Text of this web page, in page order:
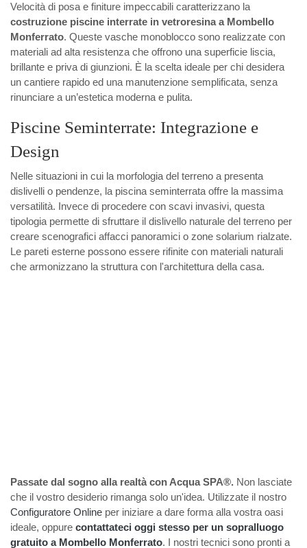
Velocità di posa e finiture impeccabili caratterizzano la
costruzione piscine interrate in vetroresina a Mombello
Monferrato. Queste vasche monoblocco sono realizzate con
materiali ad alta resistenza che offrono una superficie liscia,
brillante e priva di giunzioni. È la scelta ideale per chi desidera
un cantiere rapido ed una manutenzione semplificata, senza
rinunciare a un’estetica moderna e pulita.
Piscine Seminterrate: Integrazione e
Design
Nelle situazioni in cui la morfologia del terreno a presenta
dislivelli o pendenze, la piscina seminterrata offre la massima
versatilità. Invece di procedere con scavi invasivi, questa
tipologia permette di sfruttare il dislivello naturale del terreno per
creare scenografici affacci panoramici o zone solarium rialzate.
Le pareti esterne possono essere rifinite con materiali naturali
che armonizzano la struttura con l'architettura della casa.
Passate dal sogno alla realtà con Acqua SPA®. Non lasciate
che il vostro desiderio rimanga solo un'idea. Utilizzate il nostro
Configuratore Online per iniziare a dare forma alla vostra oasi
ideale, oppure contattateci oggi stesso per un sopralluogo
gratuito a Mombello Monferrato. I nostri tecnici sono pronti a